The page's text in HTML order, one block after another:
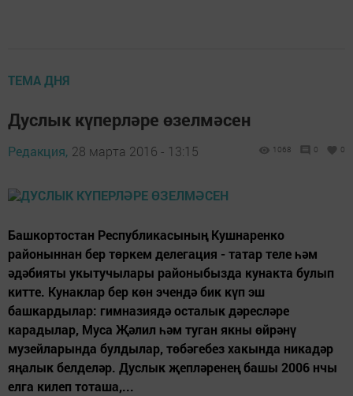
ТЕМА ДНЯ
Дуслык күперләре өзелмәсен
Редакция, 28 марта 2016 - 13:15 1068 0 0
Башкортостан Республикасының Кушнаренко
районыннан бер төркем делегация - татар теле һәм
әдәбияты укытучылары районыбызда кунакта булып
китте. Кунаклар бер көн эчендә бик күп эш
башкардылар: гимназиядә осталык дәресләре
карадылар, Муса Җәлил һәм туган якны өйрәнү
музейларында булдылар, төбәгебез хакында никадәр
яңалык белделәр. Дуслык җепләренең башы 2006 нчы
елга килеп тоташа,...